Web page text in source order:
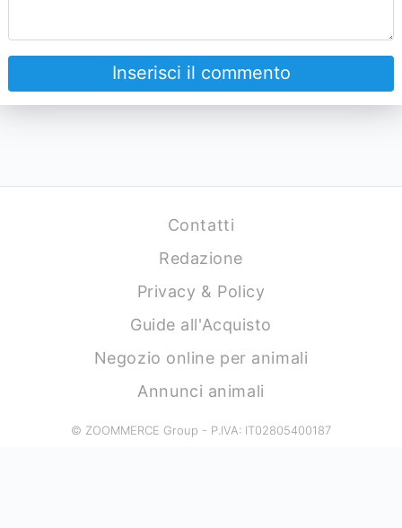
Inserisci il commento
Contatti
Redazione
Privacy & Policy
Guide all'Acquisto
Negozio online per animali
Annunci animali
© ZOOMMERCE Group - P.IVA: IT02805400187